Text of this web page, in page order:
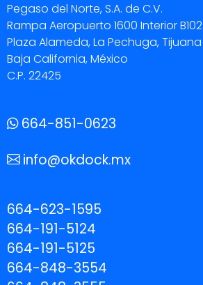
Pegaso del Norte, S.A. de C.V.
Rampa Aeropuerto 1600 Interior B102
Plaza Alameda, La Pechuga, Tijuana
Baja California, México
C.P. 22425
664-851-0623
info@okdock.mx
664-623-1595
664-191-5124
664-191-5125
664-848-3554